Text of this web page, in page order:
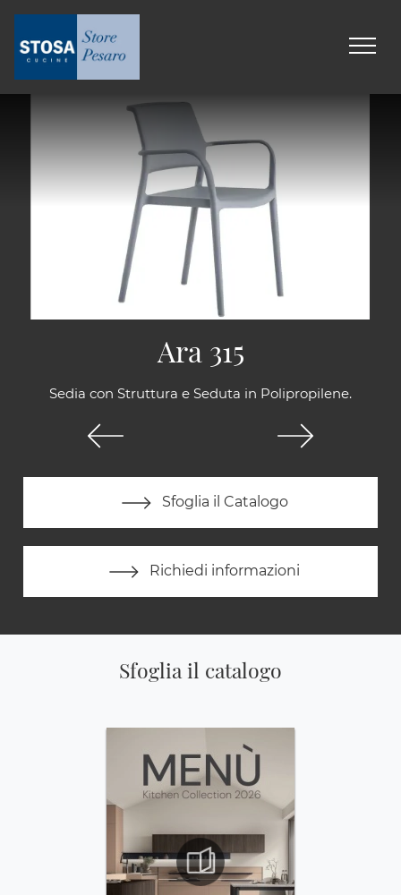
Sedia con Struttura e Seduta in Polipropilene.
Sfoglia il Catalogo
Richiedi informazioni
Ara 315
Sfoglia il catalogo